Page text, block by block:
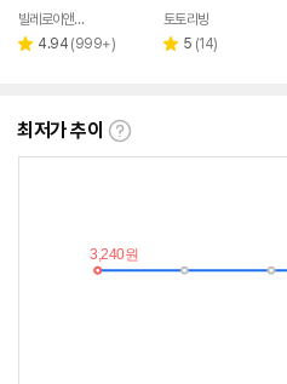
페이
빌레로이앤보흐
별 4.94 리
(999+)
토토리빙
별 5 리
(14)
최저가 추이
최
란?